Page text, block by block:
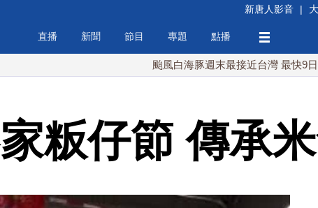
新唐人影音 |
直播 新聞 節目 專題 點播
颱風白海豚週末最接近台灣 最快9日可能登陸
粄仔節 傳承